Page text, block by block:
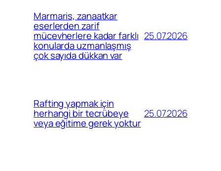
Marmaris, zanaatkar
eserlerden zarif
mücevherlere kadar farklı
konularda uzmanlaşmış
çok sayıda dükkan var
25.07.2026
Rafting yapmak için
herhangi bir tecrübeye
veya eğitime gerek yoktur
25.07.2026